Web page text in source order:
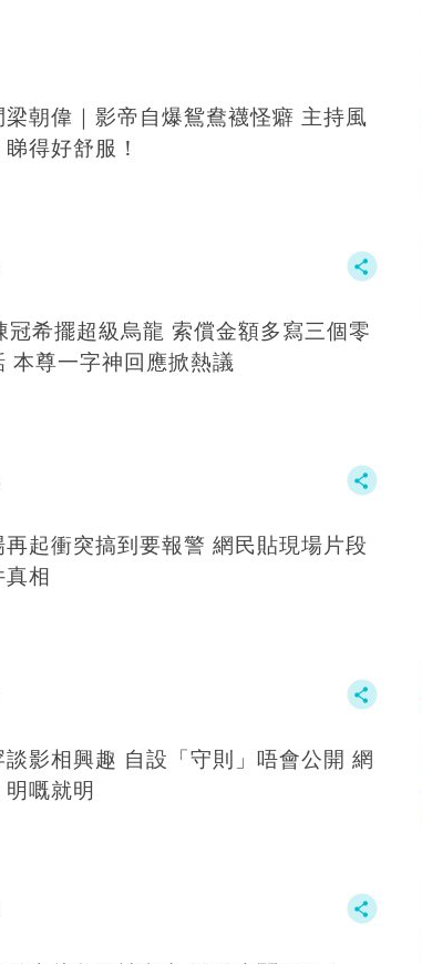
梁朝偉｜影帝自爆鴛鴦襪怪癖 主持風
得好舒服！
冠希擺超級烏龍 索償金額多寫三個零
本尊一字神回應掀熱議
再起衝突搞到要報警 網民貼現場片段
相
談影相興趣 自設「守則」唔會公開 網
嘅就明